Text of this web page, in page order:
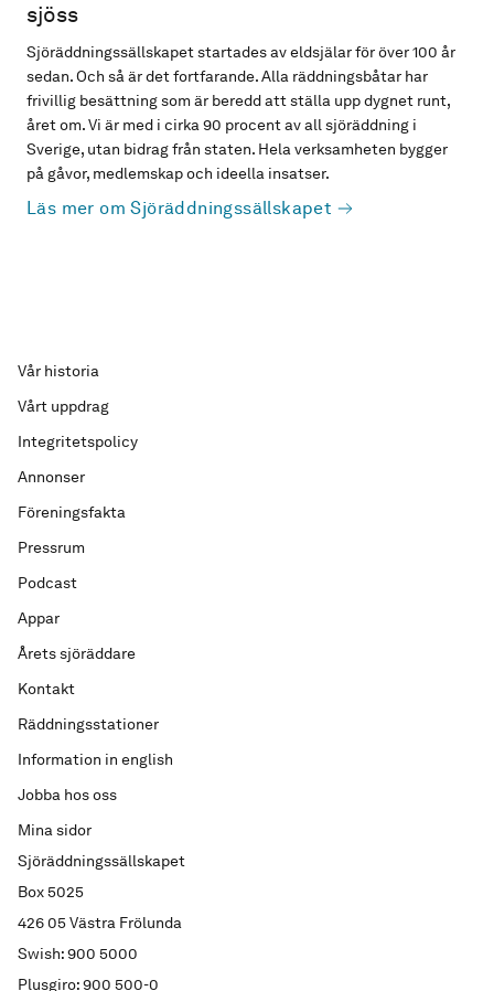
sjöss
Sjöräddningssällskapet startades av eldsjälar för över 100 år
sedan. Och så är det fortfarande. Alla räddningsbåtar har
frivillig besättning som är beredd att ställa upp dygnet runt,
året om. Vi är med i cirka 90 procent av all sjöräddning i
Sverige, utan bidrag från staten. Hela verksamheten bygger
på gåvor, medlemskap och ideella insatser.
Läs mer om Sjöräddningssällskapet
Sjöräddningssällskapet
Box 5025
426 05 Västra Frölunda
Swish: 900 5000
Plusgiro: 900 500-0
Vår historia
Vårt uppdrag
Integritetspolicy
Annonser
Föreningsfakta
Pressrum
Podcast
Appar
Årets sjöräddare
Kontakt
Räddningsstationer
Information in english
Jobba hos oss
Mina sidor